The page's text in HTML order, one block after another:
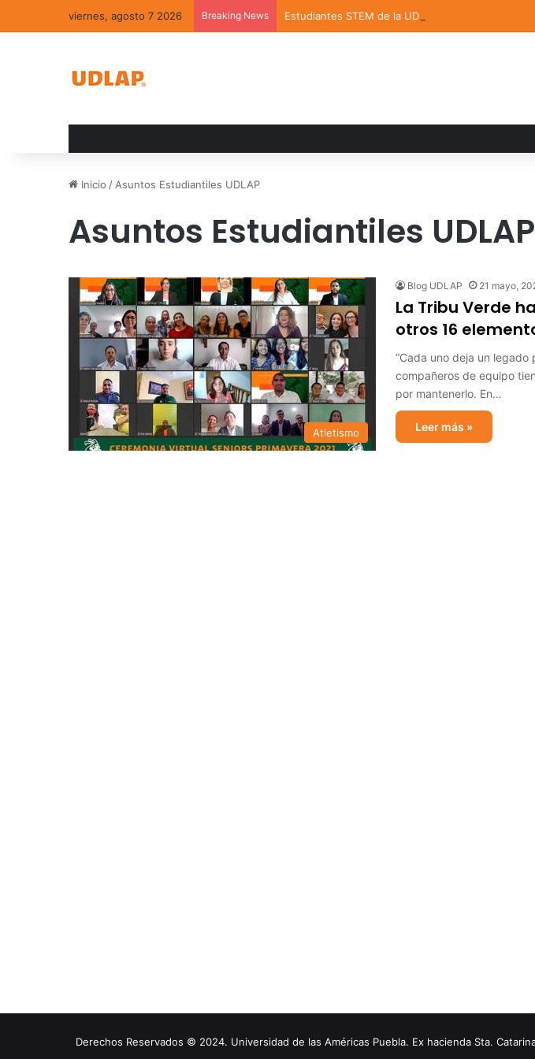
viernes, agosto 7 2026 Breaking News Estudiantes STEM de la UDLAP destacan en el
Inicio / Asuntos Estudiantiles UDLAP
Asuntos Estudiantiles UDLAP
Atletismo
Blog UDLAP 21 mayo,
La Tribu Verde
otros 16
“Cada uno deja un legado
compañeros de equipo
por mantenerlo. En…
Leer más »
Derechos Reservados © 2024. Universidad de las Américas Puebla. Ex hacienda Sta.